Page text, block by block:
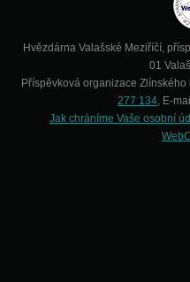
Hvězdárna Valašské Meziříčí,
01
Příspěvková organizace Zlínského
277 134, E-
Jak chráníme Vaše osobní